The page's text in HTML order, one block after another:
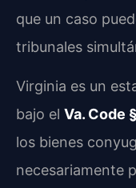
que un caso
tribunales
Virginia es un
bajo el Va. Code
los bienes
necesariamente